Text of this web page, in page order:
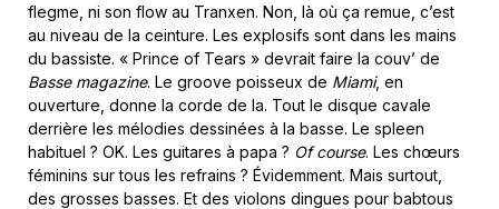
flegme, ni son flow au Tranxen. Non, là où ça remue, c’est
au niveau de la ceinture. Les explosifs sont dans les mains
du bassiste. « Prince of Tears » devrait faire la couv’ de
Basse magazine. Le groove poisseux de Miami, en
ouverture, donne la corde de la. Tout le disque cavale
derrière les mélodies dessinées à la basse. Le spleen
habituel ? OK. Les guitares à papa ? Of course. Les chœurs
féminins sur tous les refrains ? Évidemment. Mais surtout,
des grosses basses. Et des violons dingues pour babtous